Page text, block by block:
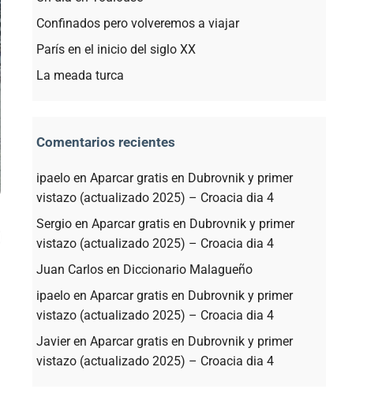
Confinados pero volveremos a viajar
París en el inicio del siglo XX
La meada turca
Comentarios recientes
ipaelo en Aparcar gratis en Dubrovnik y primer
vistazo (actualizado 2025) – Croacia dia 4
Sergio en Aparcar gratis en Dubrovnik y primer
vistazo (actualizado 2025) – Croacia dia 4
Juan Carlos en Diccionario Malagueño
ipaelo en Aparcar gratis en Dubrovnik y primer
vistazo (actualizado 2025) – Croacia dia 4
Javieren Aparcar gratis en Dubrovnik y primer
vistazo (actualizado 2025) – Croacia dia 4